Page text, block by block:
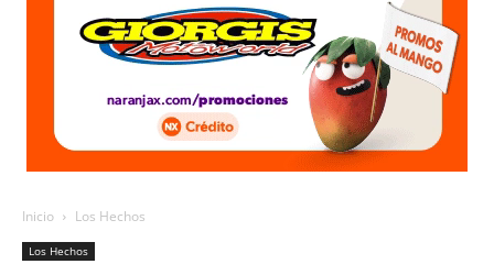
Inicio Los Hechos
Los Hechos